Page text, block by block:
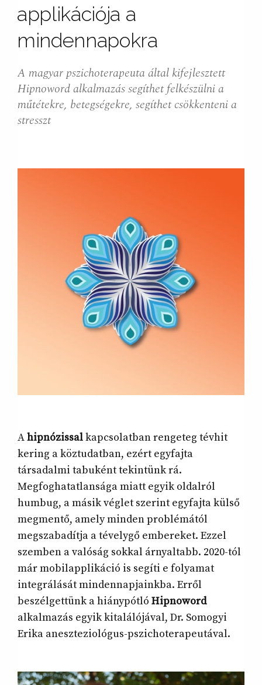
applikációja a
mindennapokra
A magyar pszichoterapeuta által kifejlesztett
Hipnoword alkalmazás segíthet felkészülni a
műtétekre, betegségekre, segíthet csökkenteni a
stresszt
Ahipnózissalkapcsolatban rengeteg tévhit
kering a köztudatban, ezért egyfajta
társadalmi tabuként tekintünk rá.
Megfoghatatlansága miatt egyik oldalról
humbug, a másik véglet szerint egyfajta külső
megmentő, amely minden problémától
megszabadítja a tévelygő embereket. Ezzel
szemben a valóság sokkal árnyaltabb. 2020-tól
már mobilapplikáció is segíti e folyamat
integrálását mindennapjainkba. Erről
beszélgettünk a hiánypótló Hipnoword
alkalmazás egyik kitalálójával, Dr. Somogyi
Erika aneszteziológus-pszichoterapeutával.